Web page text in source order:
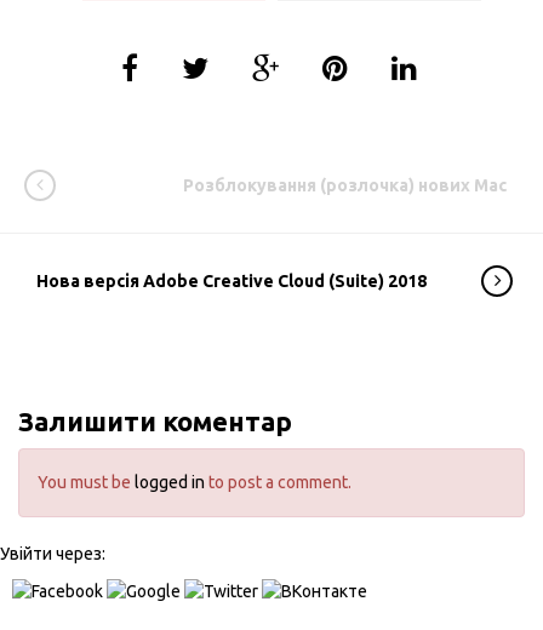
Розблокування (розлочка) нових Mac
Нова версія Adobe Creative Cloud (Suite) 2018
Залишити коментар
You must be logged in to post a comment.
Увійти через: